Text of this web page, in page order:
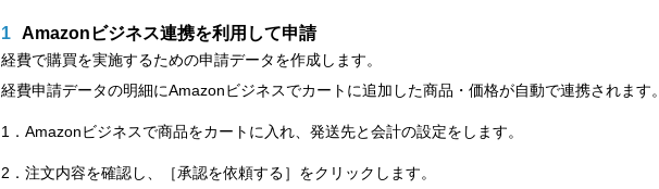
1 Amazonビジネス連携を利用して申請
経費で購買を実施するための申請データを作成します。
経費申請データの明細にAmazonビジネスでカートに追加した商品・価格が自動で連携されます。
1．Amazonビジネスで商品をカートに入れ、発送先と会計の設定をします。
2．注文内容を確認し、［承認を依頼する］をクリックします。